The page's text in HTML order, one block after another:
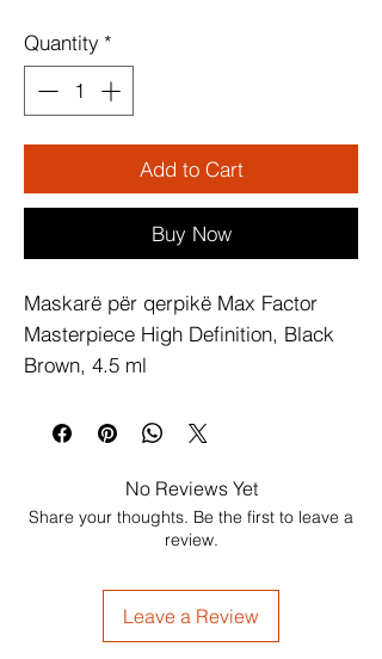
Quantity *
Add to Cart
Buy Now
Maskarë për qerpikë Max Factor
Masterpiece High Definition, Black
Brown, 4.5 ml
No Reviews Yet
Share your thoughts. Be the first to leave a
review.
Leave a Review